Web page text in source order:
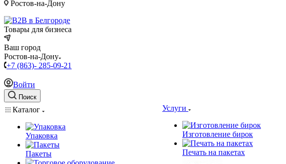
Ростов-на-Дону
Товары для бизнеса
Ваш город
Ростов-на-Дону
+7 (863)- 285-09-21
Войти
Поиск
Каталог
Упаковка
Пакеты
Услуги
Изготовление бирок
Печать на пакетах